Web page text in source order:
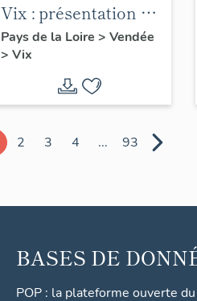
Vix : présentation de
la commune
Pays de la Loire > Vendée
> Vix
2 3 4 ... 93
BASES DE
POP : la plateforme ouverte du